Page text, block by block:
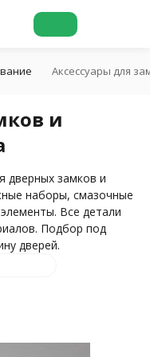
Аксессуары для
и
дверных замков и
наборы, смазочные
Все детали
Подбор под
дверей.